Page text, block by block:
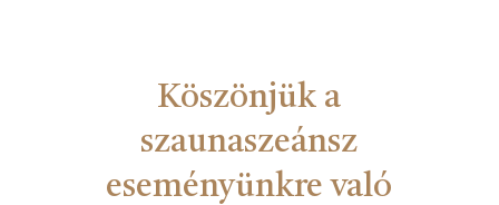
Köszönjük a
szaunaszeánsz
eseményünkre való